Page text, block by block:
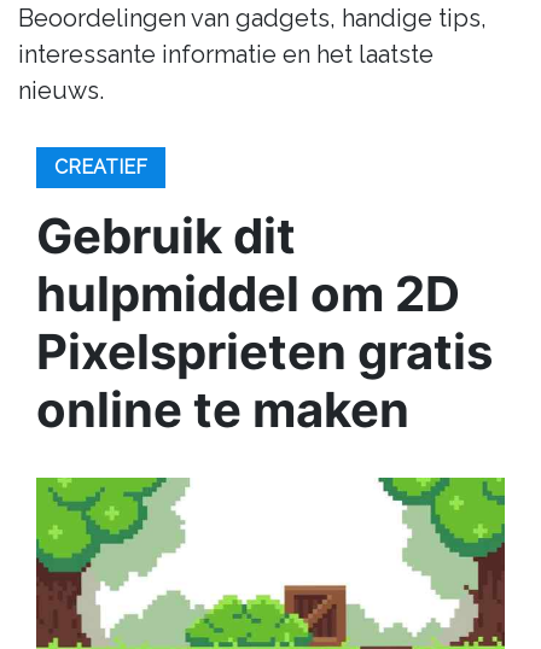
Beoordelingen van gadgets, handige tips,
interessante informatie en het laatste
nieuws.
CREATIEF
Gebruik dit
hulpmiddel om 2D
Pixelsprieten gratis
online te maken